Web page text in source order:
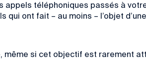
appels téléphoniques passés à
ont fait – au moins – l’objet
même si cet objectif est rarement